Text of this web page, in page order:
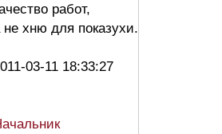
работ,
не хню для показухи.
03-11 18:33:27